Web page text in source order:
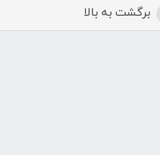
برگشت به بالا